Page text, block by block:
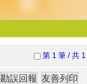
第 1 筆 / 共